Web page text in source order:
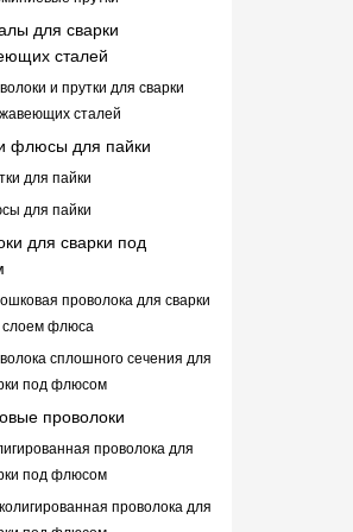
для сварки
сталей
и прутки для сварки
сталей
флюсы для пайки
для пайки
для пайки
для сварки под
проволока для сварки
слоем флюса
сплошного сечения для
под флюсом
проволоки
проволока для
под флюсом
проволока для